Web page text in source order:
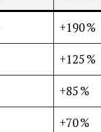
+190 %
+125 %
+85 %
+70 %